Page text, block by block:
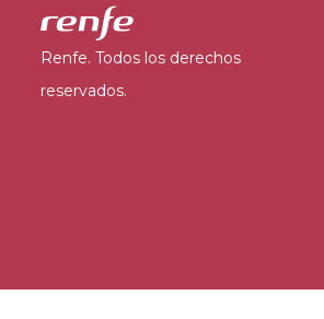
Renfe. Todos los derechos
reservados.